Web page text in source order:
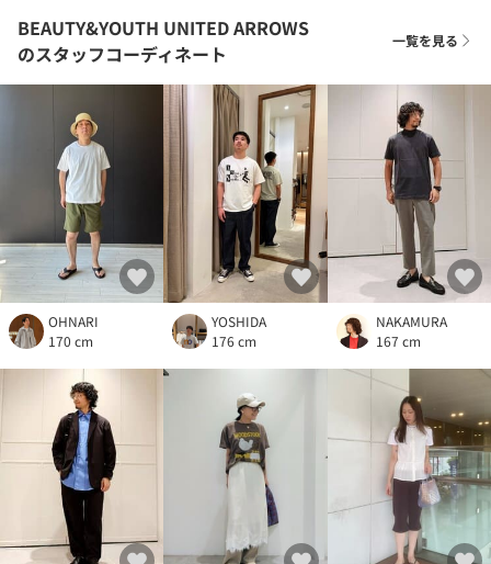
BEAUTY&YOUTH UNITED ARROWS
のスタッフコーディネート
一覧を見る
OHNARI
170 cm
YOSHIDA
176 cm
NAKAMURA
167 cm